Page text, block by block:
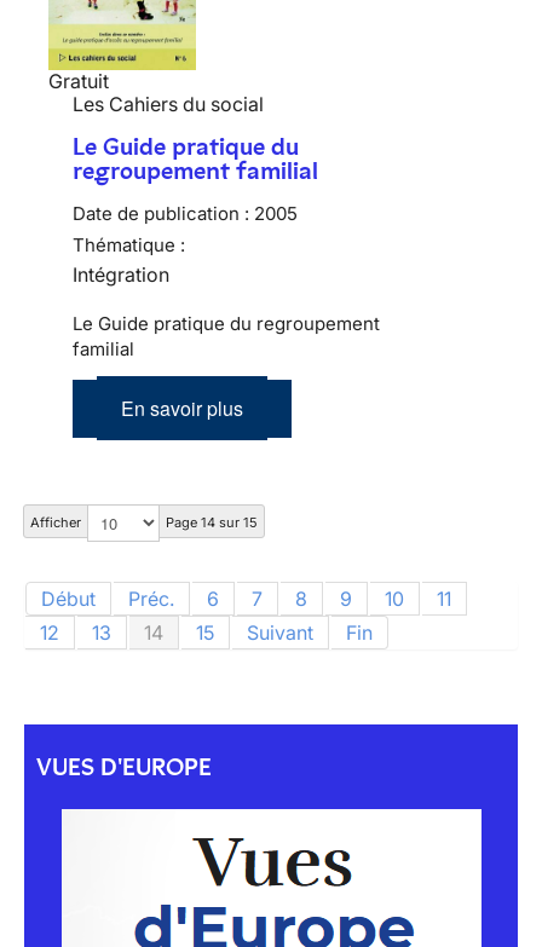
Gratuit
Les Cahiers du social
Le Guide pratique du
regroupement familial
Date de publication : 2005
Thématique :
Intégration
Le Guide pratique du regroupement
familial
En savoir plus
Afficher Page 14 sur 15
Début Préc. 6 7 8 9 10
11
12
13 14 15 Suivant Fin
VUES D'EUROPE